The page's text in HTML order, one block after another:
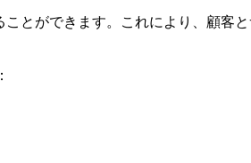
とができます。これにより、顧客